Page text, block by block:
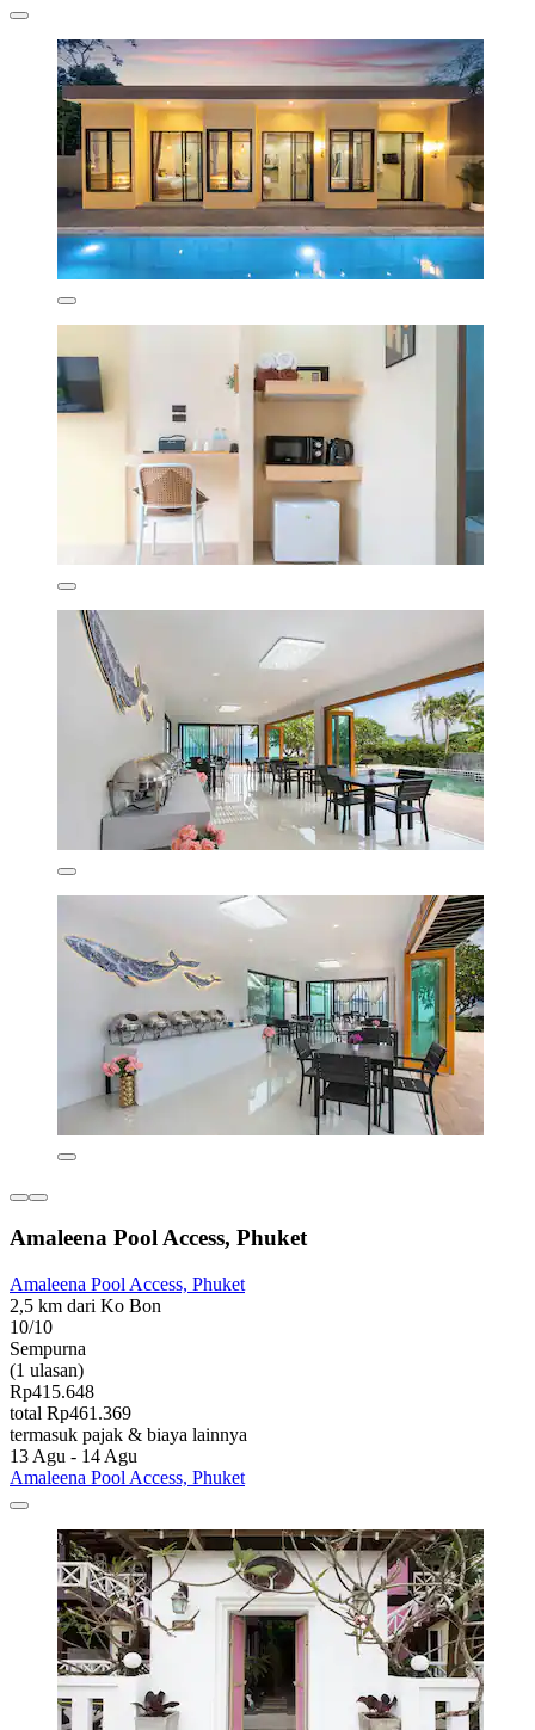
Amaleena Pool Access, Phuket
Amaleena Pool Access, Phuket
2,5 km dari Ko Bon
10/10
Sempurna
(1 ulasan)
Rp415.648
total Rp461.369
termasuk pajak & biaya lainnya
13 Agu - 14 Agu
Amaleena Pool Access, Phuket